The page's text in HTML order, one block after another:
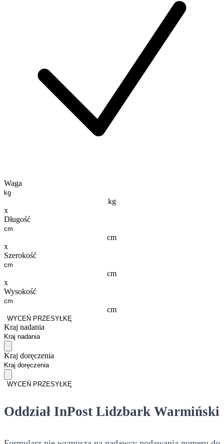
Waga
kg
x
Długość
cm
x
Szerokość
cm
x
Wysokość
cm
WYCEŃ PRZESYŁKĘ
Kraj nadania
Kraj doręczenia
WYCEŃ PRZESYŁKĘ
Oddział InPost Lidzbark Warmiński